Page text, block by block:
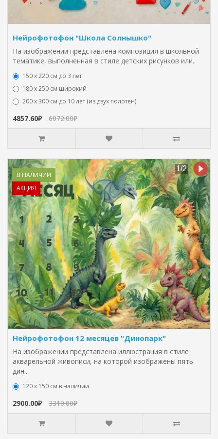
Нейрофотофон "Школа Солнышко"
На изображении представлена композиция в школьной
тематике, выполненная в стиле детских рисунков или..
150 х 220 см до 3 лет
180 х 250 см широкий
200 х 300 см до 10 лет (из двух полотен)
4857.60₽ 6072.00₽
В НАЛИЧИИ
АКЦИЯ
Нейрофотофон 12 месяцев "Динопарк"
На изображении представлена иллюстрация в стиле
акварельной живописи, на которой изображены пять
дин..
120 х 150 см в наличии
2900.00₽ 3310.00₽